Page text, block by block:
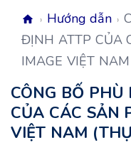
› Hướng dẫn ›
ĐỊNH ATTP CỦA
IMAGE VIỆT
CÔNG BỐ
CỦA CÁC SẢN
VIỆT NAM